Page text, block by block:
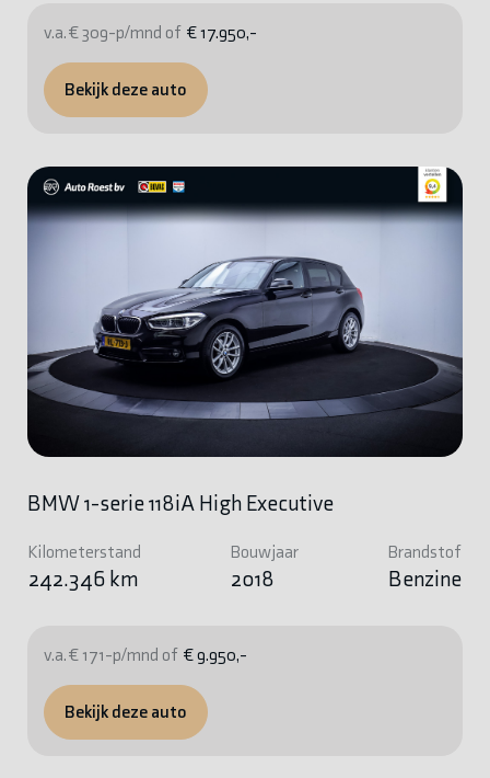
v.a. € 309-p/mnd of € 17.950,-
Bekijk deze auto
BMW 1-serie 118iA High Executive
Kilometerstand
242.346 km
Bouwjaar
2018
Brandstof
Benzine
v.a. € 171-p/mnd of € 9.950,-
Bekijk deze auto